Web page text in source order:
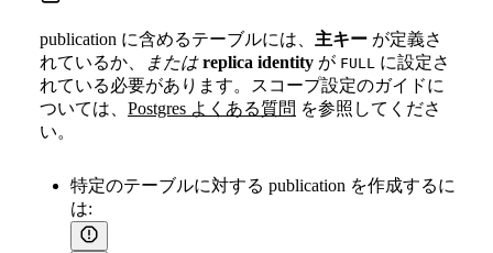
publication に含めるテーブルには、 主キー が定義さ
れているか、
または replica identity が FULL
に設定さ
れている必要があります。スコープ設定のガイドに
ついては、 Postgres よくある質問 を参照してくださ
い。
特定のテーブルに対する publication を作成するに
は: